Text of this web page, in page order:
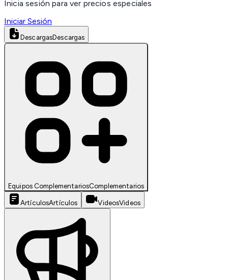
Inicia sesión para ver precios especiales
Iniciar Sesión
DescargasDescargas
Equipos ComplementariosComplementarios
ArtículosArtículos VideosVideos